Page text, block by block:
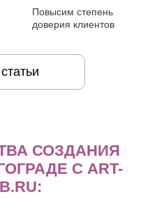
Повысим степень
доверия клиентов
СОЗДАНИЯ
С ART-